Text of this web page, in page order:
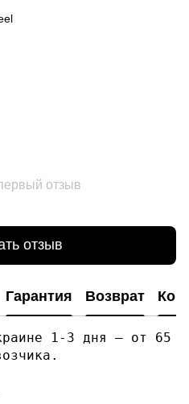
отзыв
отзыв
Гарантия Возврат
1-3 дня — от 65